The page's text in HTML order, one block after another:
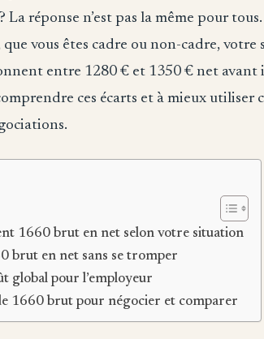
réponse n’est pas la même pour
vous êtes cadre ou non-cadre, votre
entre 1280 € et 1350 € net avant
ces écarts et à mieux
1660 brut en net selon votre situation
brut en net sans se tromper
global pour l’employeur
1660 brut pour négocier et comparer